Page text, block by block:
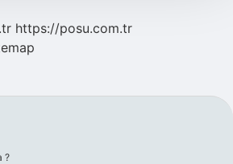
https://posu.com.tr
?